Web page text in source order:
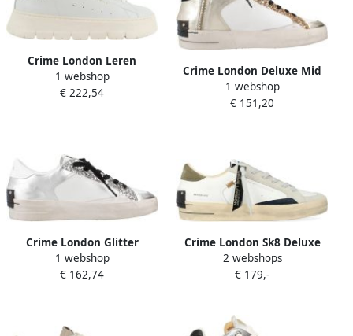
Crime London Leren
sneaker met
textielaccenten White
1 webshop
€ 222,54
Crime London Deluxe Mid
Basket Schoenen Multicolor
Dames
1 webshop
€ 151,20
Crime London Glitter
Sneakers met
Contrasterende Hiel Gray
1 webshop
€ 162,74
Crime London Sk8 Deluxe
Sneaker
2 webshops
€ 179,-